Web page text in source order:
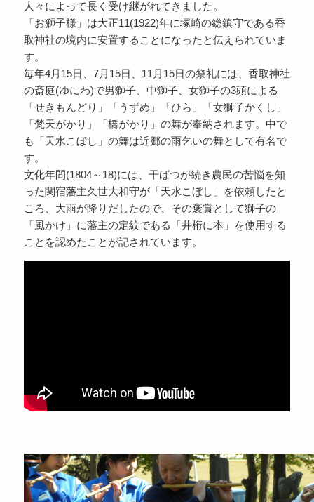
人々によって長く受け継がれてきました。
「お獅子様」は大正11(1922)年に塚崎の総鎮守である香
取神社の境内に安置することになったと伝えられていま
す。
毎年4月15日、7月15日、11月15日の祭礼には、香取神社
の斎庭(ゆにわ)で男獅子、中獅子、女獅子の3頭による
「せきもんどり」「うずめ」「ひら」「女獅子かくし」
「梵天がかり」「橋がかり」の舞が奉納されます。中で
も「天水こぼし」の舞は近郷の雨乞いの舞として有名で
す。
文化年間(1804～18)には、干ばつが続き農民の苦悩を知
った関宿藩主久世大和守が「天水こぼし」を依頼したと
ころ、大雨が降りだしたので、その褒賞として獅子の
「風かけ」に藩主の定紋である「井桁に本」を使用する
ことを認めたことが記されています。